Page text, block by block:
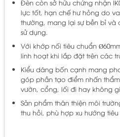
Đèn còn sở hữu chứng nhận
lực tốt, hạn chế hư hỏng do
thường, mang lại sự bền bỉ và
sử dụng.
Với khớp nối tiêu chuẩn
linh hoạt khi lắp đặt trên các
Kiểu dáng bốn cạnh mang
góp phần tạo điểm nhấn
vườn, cổng, lối đi hay không
Sản phẩm thân thiện môi
thu hồi, phù hợp xu hướng